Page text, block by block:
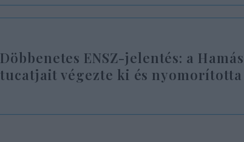
Döbbenetes ENSZ-jelentés: a
tucatjait végezte ki és nyomorította